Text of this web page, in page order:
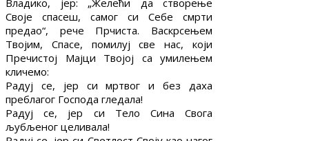
Владико, јер: „Желећи да створење
Своје спасеш, самог си Себе смрти
предао“, рече Прчиста. Васкрсењем
Твојим, Спасе, помилуј све нас, који
Пречистој Мајци Твојој са умилењем
кличемо:
Радуј се, јер си мртвог и без даха
преблагог Господа гледала!
Радуј се, јер си Тело Сина Свога
љубљеног целивала!